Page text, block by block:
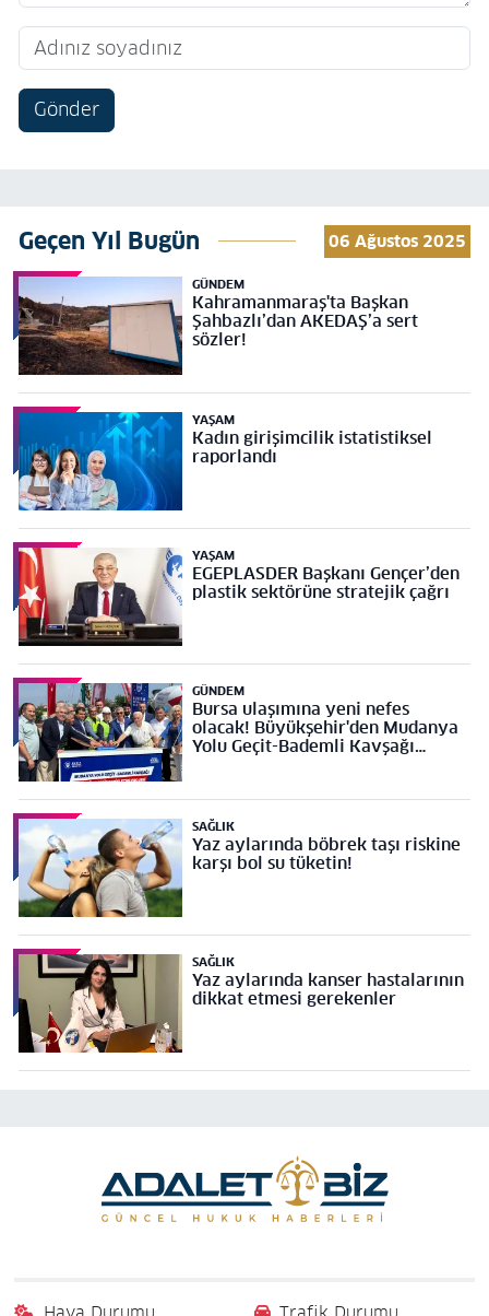
Gönder
Geçen Yıl Bugün 06 Ağustos 2025
GÜNDEM
Kahramanmaraş'ta Başkan
Şahbazlı’dan AKEDAŞ’a sert
sözler!
YAŞAM
Kadın girişimcilik istatistiksel
raporlandı
YAŞAM
EGEPLASDER Başkanı Gençer’den
plastik sektörüne stratejik çağrı
GÜNDEM
Bursa ulaşımına yeni nefes
olacak! Büyükşehir'den Mudanya
Yolu Geçit-Bademli Kavşağı
SAĞLIK
Yaz aylarında böbrek taşı riskine
karşı bol su tüketin!
SAĞLIK
Yaz aylarında kanser hastalarının
dikkat etmesi gerekenler